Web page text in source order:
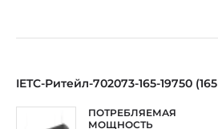
IETC-Ритейл-702073-165-19750